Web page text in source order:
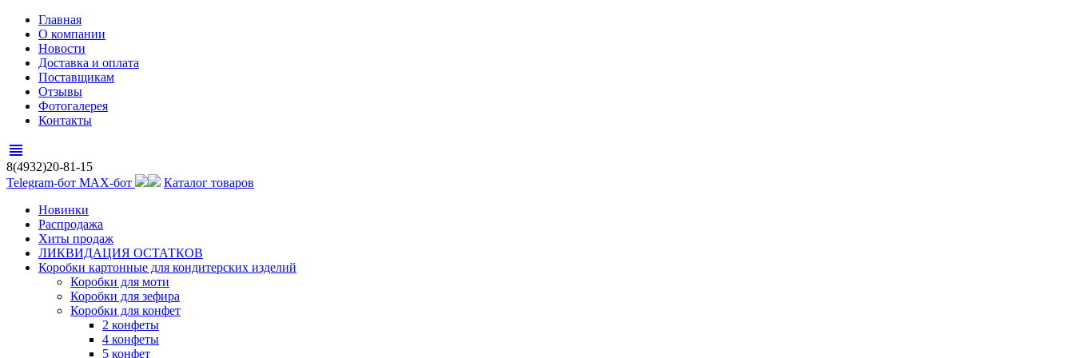
Главная
О компании
Новости
Доставка и оплата
Поставщикам
Отзывы
Фотогалерея
Контакты
view_headline
8(4932)20-81-15
Telegram-бот MAX-бот
Каталог товаров
Новинки
Распродажа
Хиты продаж
ЛИКВИДАЦИЯ ОСТАТКОВ
Коробки картонные для кондитерских изделий
Коробки для моти
Коробки для зефира
Коробки для конфет
2 конфеты
4 конфеты
5 конфет